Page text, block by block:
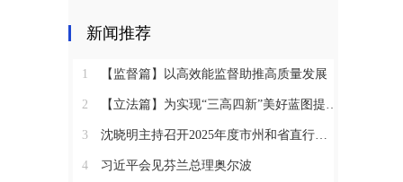
新闻推荐
1 【监督篇】以高效能监督助推高质量发展
2 【立法篇】为实现“三高四新”美好蓝图提供坚实法治保障
3 沈晓明主持召开2025年度市州和省直行业系统党（工）委书记抓基层党建工作述职评议会议
4 习近平会见芬兰总理奥尔波